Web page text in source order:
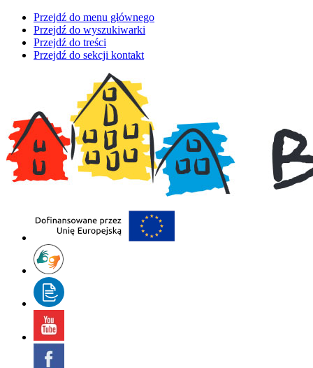
Przejdź do menu głównego
Przejdź do wyszukiwarki
Przejdź do treści
Przejdź do sekcji kontakt